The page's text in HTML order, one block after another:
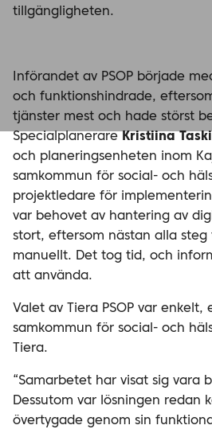
tillgängligheten.
Införandet av PSOP började
och funktionshindrade,
tjänster mest och hade störst
Specialplanerare Kristiina
och planeringsenheten inom
samkommun för social- och
projektledare för
var behovet av hantering av
stort, eftersom nästan alla steg
manuellt. Det tog tid, och
att använda.
Valet av Tiera PSOP var enkelt,
samkommun för social- och
Tiera.
“Samarbetet har visat sig vara
Dessutom var lösningen redan
övertygade genom sin